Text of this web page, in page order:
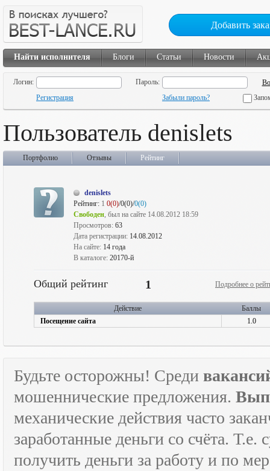
Добавить
Найти исполнителя Блоги Статьи Новости
Логин:
Пароль:
Регистрация
Забыли пароль?
Пользователь denislets
Портфолио Отзывы Рейтинг
denislets
Рейтинг: 1 0(0)/0(0)/0(0)
Свободен, был на сайте 14.08.2012 18:59
Просмотров: 63
Дата регистрации: 14.08.2012
На сайте: 14 года
В каталоге: 20170-й
Общий рейтинг 1 Подробнее о
Действие
Баллы
Посещение сайта
1.0
Будьте осторожны! Среди
мошеннические предложения.
механические действия часто
заработанные деньги со счёта.
получить деньги за работу и по